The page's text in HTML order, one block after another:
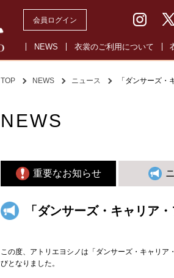
会員ログイン
NEWS 衣裳のご利用について
TOP NEWS ニュース 「ダンサーズ
NEWS
重要なお知らせ
「ダンサーズ・キャリア
この度、アトリエヨシノは「ダンサーズ・キャリ
びとなりました。